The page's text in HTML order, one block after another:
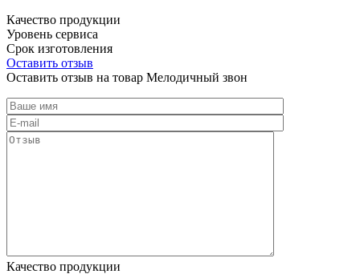
Качество продукции
Уровень сервиса
Срок изготовления
Оставить отзыв
Оставить отзыв на товар Мелодичный звон
Качество продукции